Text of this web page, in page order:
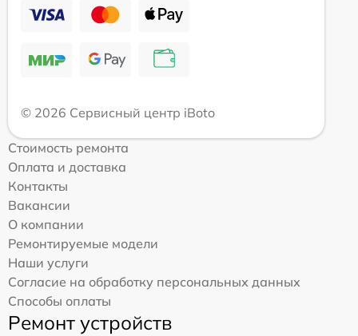
© 2026 Сервисный центр iBoto
Стоимость ремонта
Оплата и доставка
Контакты
Вакансии
О компании
Ремонтируемые модели
Наши услуги
Согласие на обработку персональных данных
Способы оплаты
Ремонт устройств